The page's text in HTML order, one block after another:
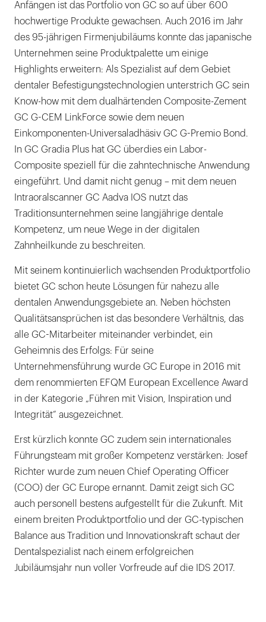
Anfängen ist das Portfolio von GC so auf über 600
hochwertige Produkte gewachsen. Auch 2016 im Jahr
des 95-jährigen Firmenjubiläums konnte das japanische
Unternehmen seine Produktpalette um einige
Highlights erweitern: Als Spezialist auf dem Gebiet
dentaler Befestigungstechnologien unterstrich GC sein
Know-how mit dem dualhärtenden Composite-Zement
GC G-CEM LinkForce sowie dem neuen
Einkomponenten-Universaladhäsiv GC G-Premio Bond.
In GC Gradia Plus hat GC überdies ein Labor-
Composite speziell für die zahntechnische Anwendung
eingeführt. Und damit nicht genug – mit dem neuen
Intraoralscanner GC Aadva IOS nutzt das
Traditionsunternehmen seine langjährige dentale
Kompetenz, um neue Wege in der digitalen
Zahnheilkunde zu beschreiten.
Mit seinem kontinuierlich wachsenden Produktportfolio
bietet GC schon heute Lösungen für nahezu alle
dentalen Anwendungsgebiete an. Neben höchsten
Qualitätsansprüchen ist das besondere Verhältnis, das
alle GC-Mitarbeiter miteinander verbindet, ein
Geheimnis des Erfolgs: Für seine
Unternehmensführung wurde GC Europe in 2016 mit
dem renommierten EFQM European Excellence Award
in der Kategorie „Führen mit Vision, Inspiration und
Integrität“ ausgezeichnet.
Erst kürzlich konnte GC zudem sein internationales
Führungsteam mit großer Kompetenz verstärken: Josef
Richter wurde zum neuen Chief Operating Officer
(COO) der GC Europe ernannt. Damit zeigt sich GC
auch personell bestens aufgestellt für die Zukunft. Mit
einem breiten Produktportfolio und der GC-typischen
Balance aus Tradition und Innovationskraft schaut der
Dentalspezialist nach einem erfolgreichen
Jubiläumsjahr nun voller Vorfreude auf die IDS 2017.